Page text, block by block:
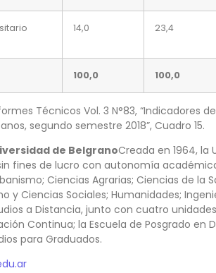
14,0 23,4
100,0 100,0
Técnicos Vol. 3 N°83, “Indicadores
segundo semestre 2018”, Cuadro 15.
de BelgranoCreada en 1964, la
fines de lucro con autonomía
Ciencias Agrarias; Ciencias de la
y Ciencias Sociales; Humanidades;
a Distancia, junto con cuatro
Continua; la Escuela de Posgrado en
para Graduados.